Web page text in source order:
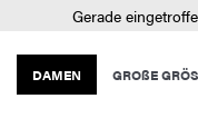
Gerade
DAMEN GROßE